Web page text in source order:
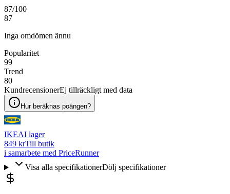
87/100
87
Inga omdömen ännu
Popularitet
99
Trend
80
KundrecensionerEj tillräckligt med data
Hur beräknas poängen?
IKEAI lager
849 krTill butik
i samarbete med PriceRunner
Visa alla specifikationerDölj specifikationer